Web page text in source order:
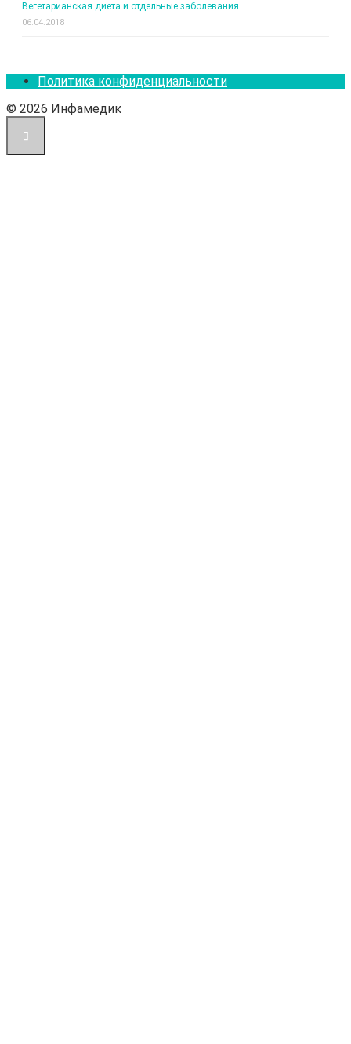
Вегетарианская диета и отдельные заболевания
06.04.2018
Политика конфиденциальности
© 2026 Инфамедик